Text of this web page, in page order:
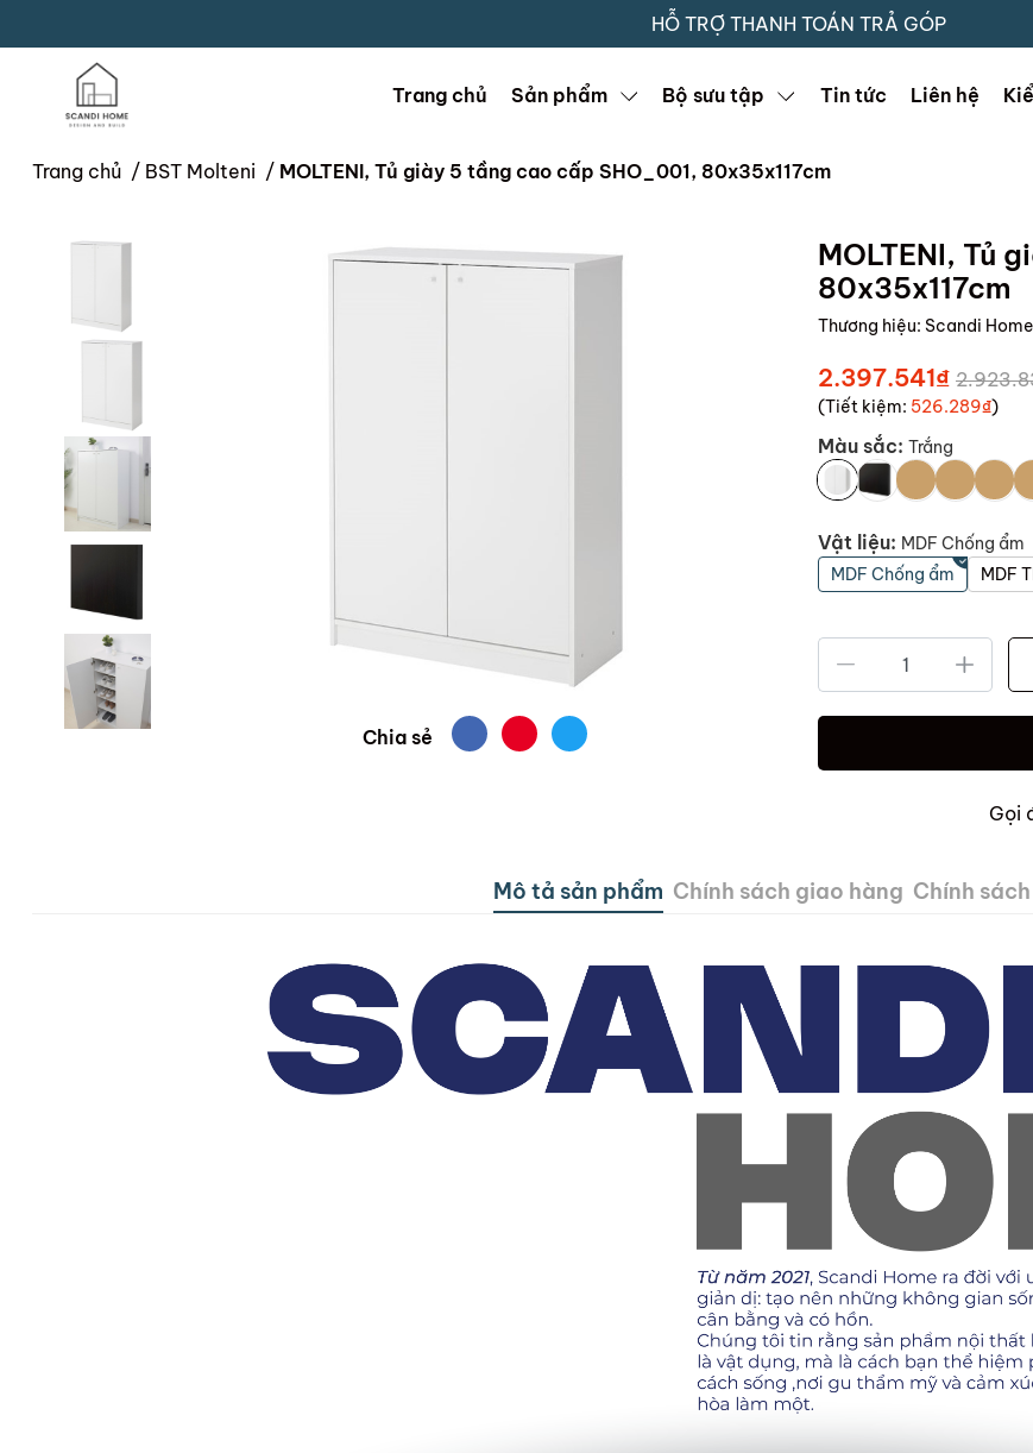
HỖ TRỢ THANH TOÁN TRẢ GÓP
Trang chủ Sản phẩm Bộ sưu tập Tin tức Liên hệ
Trang chủ / BST Molteni / MOLTENI, Tủ giày 5 tầng cao cấp SHO_001, 80x35x117cm
Chia sẻ
MOLTENI, Tủ
80x35x117cm
Thương hiệu: Scandi Home
2.397.541₫
(Tiết kiệm: 526.289₫)
Màu sắc: Trắng
Vật liệu: MDF Chống ẩm
MDF Chống ẩm
MDF
Gọi
Mô tả sản phẩm Chính sách giao hàng Chính